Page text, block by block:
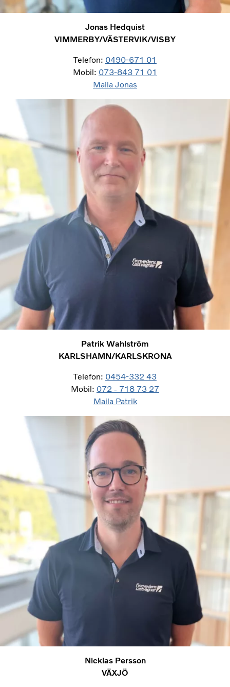
Jonas Hedquist
VIMMERBY/VÄSTERVIK/VISBY
Telefon: 0490-671 01
Mobil: 073-843 71 01
Maila Jonas
Patrik Wahlström
KARLSHAMN/KARLSKRONA
Telefon: 0454-332 43
Mobil: 072 ‑ 718 73 27
Maila Patrik
Nicklas Persson
VÄXJÖ